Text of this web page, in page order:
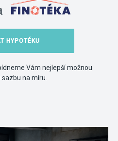
HYPOTÉKU
Vám nejlepší možnou
na míru.